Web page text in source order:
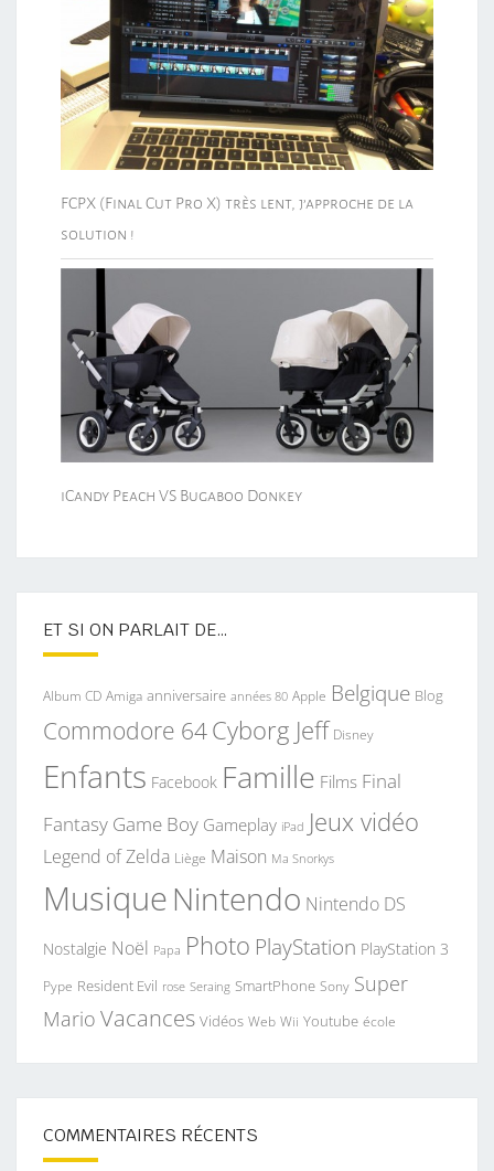
FCPX (Final Cut Pro X) très lent, j’approche de la
solution !
iCandy Peach VS Bugaboo Donkey
ET SI ON PARLAIT DE…
Album CD Amiga anniversaire années 80 Apple Belgique Blog
Commodore 64Cyborg Jeff Disney
Enfants Facebook Famille Films Final
Fantasy Game Boy Gameplay iPad Jeux vidéo
Legend of Zelda Liège Maison Ma Snorkys
MusiqueNintendo Nintendo DS
Nostalgie Noël Papa Photo PlayStation PlayStation 3
Pype Resident Evil rose Seraing SmartPhone Sony Super
Mario Vacances Vidéos Web Wii Youtube école
COMMENTAIRES RÉCENTS